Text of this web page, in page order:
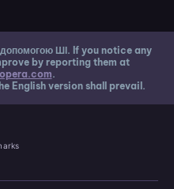
допомогою ШІ. If you notice any
by reporting them at
.
English version shall prevail.